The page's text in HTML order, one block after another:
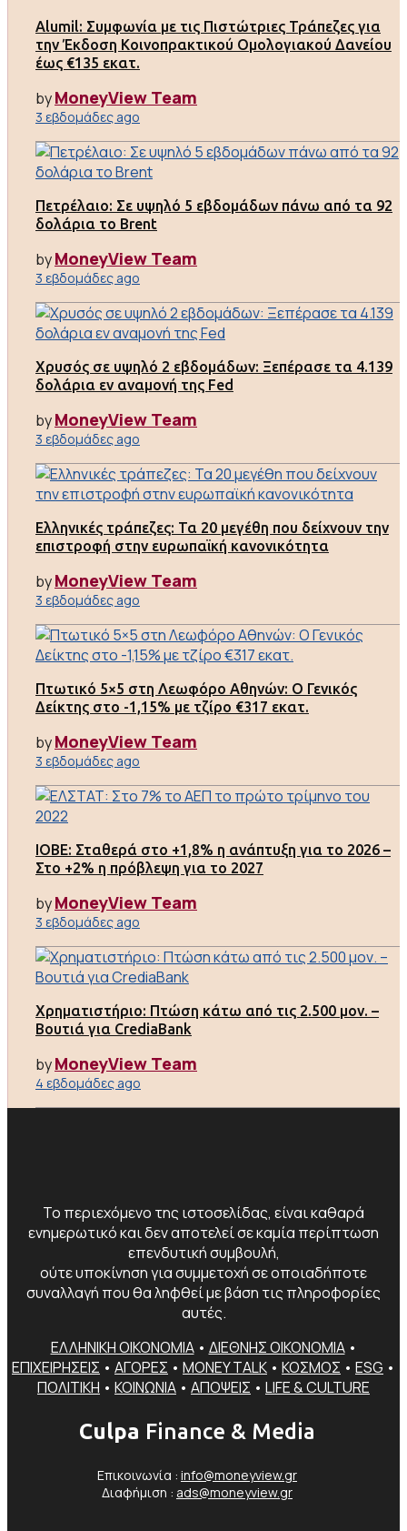
Alumil: Συμφωνία με τις Πιστώτριες Τράπεζες για
την Έκδοση Κοινοπρακτικού Ομολογιακού Δανείου
έως €135 εκατ.
byMoneyView Team
3 εβδομάδες ago
Πετρέλαιο: Σε υψηλό 5 εβδομάδων πάνω από τα 92
δολάρια το Brent
byMoneyView Team
3 εβδομάδες ago
Χρυσός σε υψηλό 2 εβδομάδων: Ξεπέρασε τα 4.139
δολάρια εν αναμονή της Fed
byMoneyView Team
3 εβδομάδες ago
Ελληνικές τράπεζες: Τα 20 μεγέθη που δείχνουν την
επιστροφή στην ευρωπαϊκή κανονικότητα
byMoneyView Team
3 εβδομάδες ago
Πτωτικό 5×5 στη Λεωφόρο Αθηνών: Ο Γενικός
Δείκτης στο -1,15% με τζίρο €317 εκατ.
byMoneyView Team
3 εβδομάδες ago
ΙΟΒΕ: Σταθερά στο +1,8% η ανάπτυξη για το 2026 –
Στο +2% η πρόβλεψη για το 2027
byMoneyView Team
3 εβδομάδες ago
Χρηματιστήριο: Πτώση κάτω από τις 2.500 μον. –
Βουτιά για CrediaBank
byMoneyView Team
4 εβδομάδες ago
Το περιεχόμενο της ιστοσελίδας, είναι καθαρά
ενημερωτικό και δεν αποτελεί σε καμία περίπτωση
επενδυτική συμβουλή,
ούτε υποκίνηση για συμμετοχή σε οποιαδήποτε
συναλλαγή που θα ληφθεί με βάση τις πληροφορίες
αυτές.
ΕΛΛΗΝΙΚΗ ΟΙΚΟΝΟΜΙΑ• ΔΙΕΘΝΗΣ ΟΙΚΟΝΟΜΙΑ•
ΕΠΙΧΕΙΡΗΣΕΙΣ • ΑΓΟΡΕΣ • MONEY TALK • ΚΟΣΜΟΣ • ESG •
ΠΟΛΙΤΙΚΗ • ΚΟΙΝΩΝΙΑ • ΑΠΟΨΕΙΣ • LIFE & CULTURE
Culpa Finance & Media
Επικοινωνία : info@moneyview.gr
Διαφήμιση : ads@moneyview.gr